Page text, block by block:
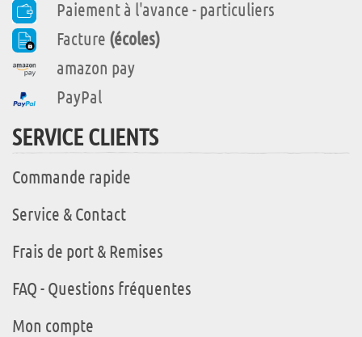
Paiement à l'avance - particuliers
Facture (écoles)
amazon pay
PayPal
SERVICE CLIENTS
Commande rapide
Service & Contact
Frais de port & Remises
FAQ - Questions fréquentes
Mon compte